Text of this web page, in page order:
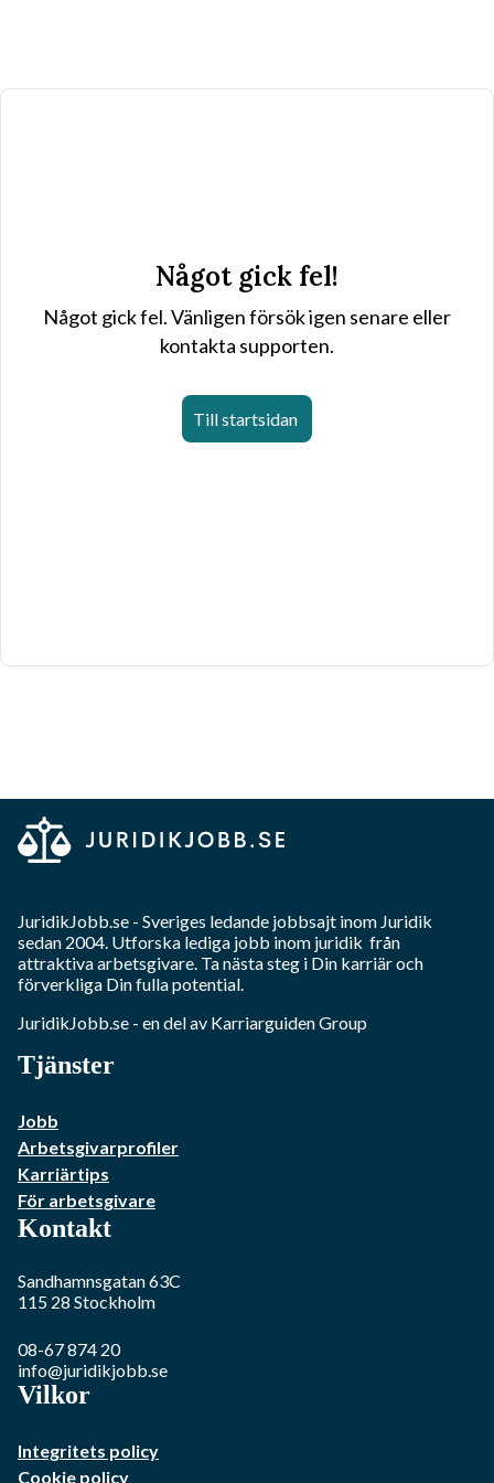
Något gick fel!
Något gick fel. Vänligen försök igen senare eller
kontakta supporten.
Till startsidan
JuridikJobb.se - Sveriges ledande jobbsajt inom Juridik
sedan 2004. Utforska lediga jobb inom juridik från
attraktiva arbetsgivare. Ta nästa steg i Din karriär och
förverkliga Din fulla potential.
JuridikJobb.se - en del av Karriarguiden Group
Tjänster
Jobb
Arbetsgivarprofiler
Karriärtips
För arbetsgivare
Kontakt
Sandhamnsgatan 63C
115 28 Stockholm
08-67 874 20
info@juridikjobb.se
Vilkor
Integritets policy
Cookie policy